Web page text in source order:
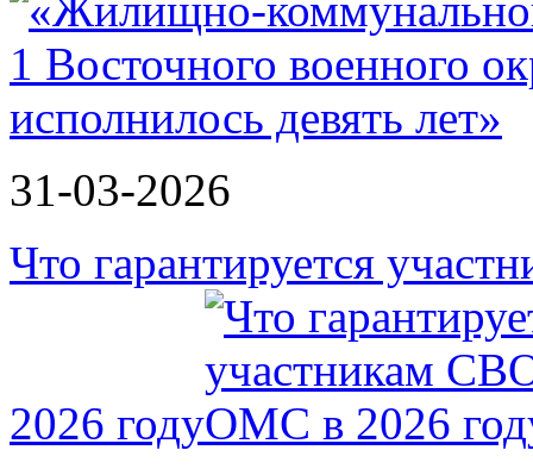
31-03-2026
Что гарантируется
2026 году